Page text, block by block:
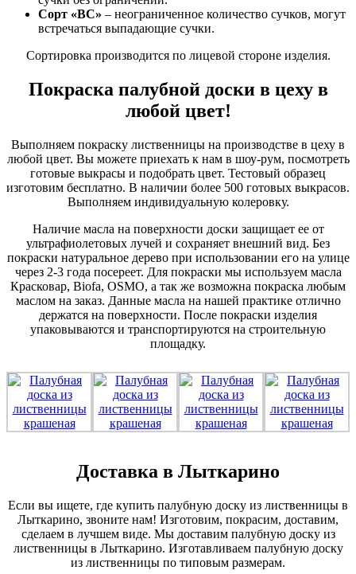
Сорт «ВС» – неограниченное количество сучков, могут
встречаться выпадающие сучки.
Сортировка производится по лицевой стороне изделия.
Покраска палубной доски в цеху в
любой цвет!
Выполняем покраску лиственницы на производстве в цеху в
любой цвет. Вы можете приехать к нам в шоу-рум, посмотреть
готовые выкрасы и подобрать цвет. Тестовый образец
изготовим бесплатно. В наличии более 500 готовых выкрасов.
Выполняем индивидуальную колеровку.
Наличие масла на поверхности доски защищает ее от
ультрафиолетовых лучей и сохраняет внешний вид. Без
покраски натуральное дерево при использовании его на улице
через 2-3 года посереет. Для покраски мы используем масла
Красковар, Biofa, OSMO, а так же возможна покраска любым
маслом на заказ. Данные масла на нашей практике отлично
держатся на поверхности. После покраски изделия
упаковываются и транспортируются на строительную
площадку.
Доставка в Лыткарино
Если вы ищете, где купить палубную доску из лиственницы в
Лыткарино, звоните нам! Изготовим, покрасим, доставим,
сделаем в лучшем виде. Мы доставим палубную доску из
лиственницы в Лыткарино. Изготавливаем палубную доску
из лиственницы по типовым размерам.